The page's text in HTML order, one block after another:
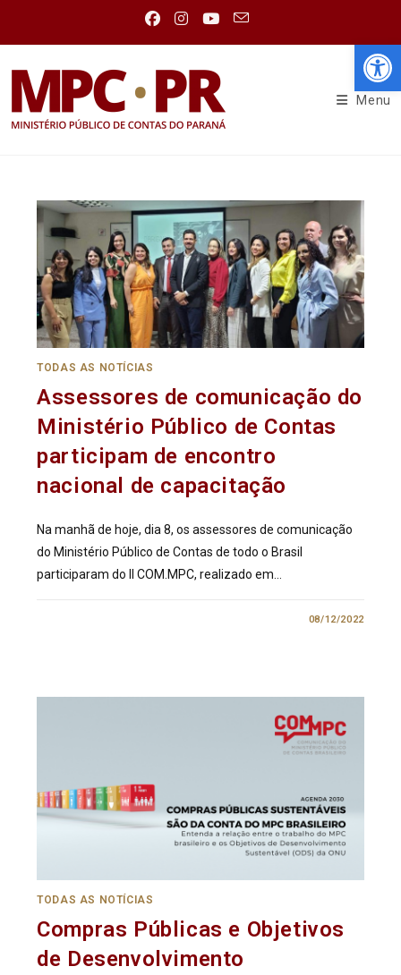
Menu
TODAS AS NOTÍCIAS
Assessores de comunicação do
Ministério Público de Contas
participam de encontro
nacional de capacitação
Na manhã de hoje, dia 8, os assessores de comunicação
do Ministério Público de Contas de todo o Brasil
participaram do II COM.MPC, realizado em…
08/12/2022
TODAS AS NOTÍCIAS
Compras Públicas e Objetivos
de Desenvolvimento